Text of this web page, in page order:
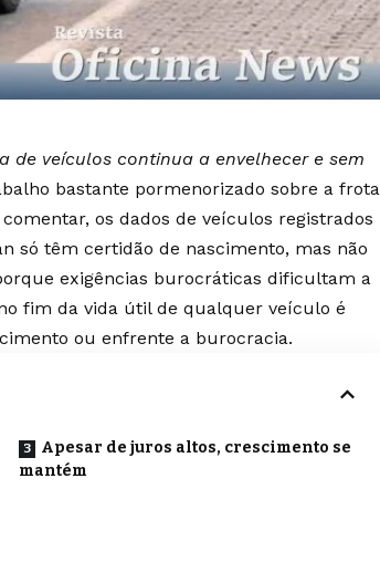
de veículos continua a envelhecer e sem
bastante pormenorizado sobre a frota
os dados de veículos registrados
só têm certidão de nascimento, mas não
exigências burocráticas dificultam a
fim da vida útil de qualquer veículo é
ou enfrente a burocracia.
Apesar de juros altos, crescimento se
mantém